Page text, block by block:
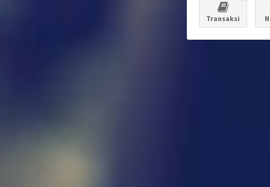
Transaksi